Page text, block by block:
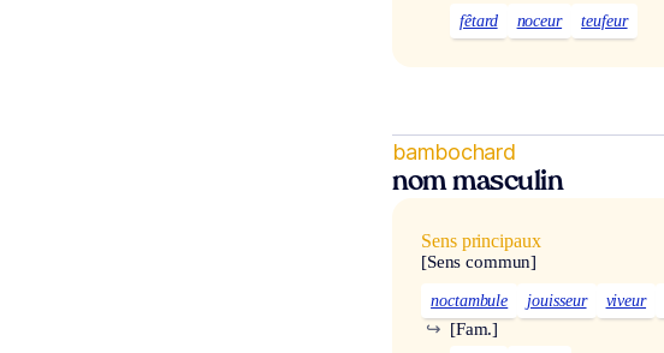
fêtard noceur teufeur
bambochard
nom masculin
Sens principaux
[Sens commun]
noctambule jouisseur viveur
[Fam.]
↪